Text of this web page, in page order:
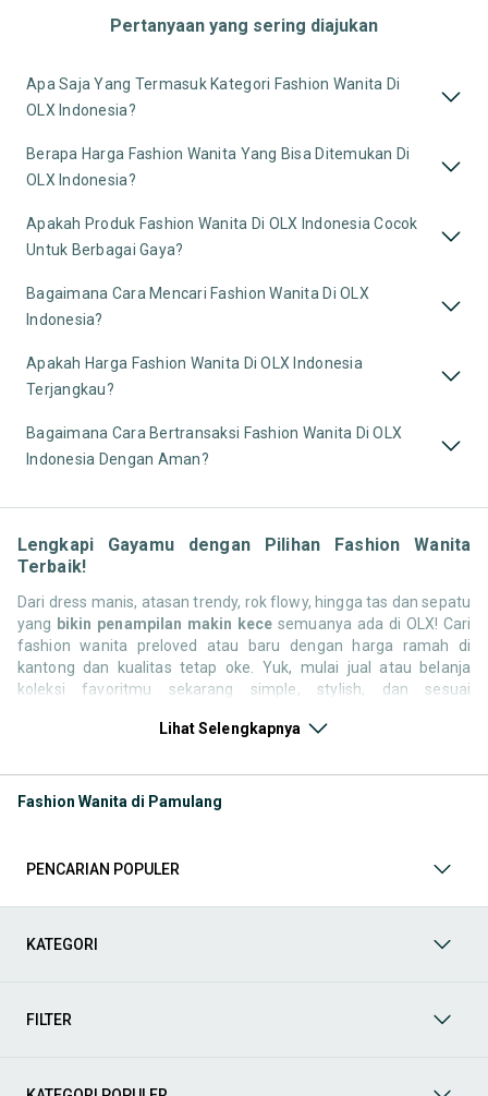
Pertanyaan yang sering diajukan
Apa Saja Yang Termasuk Kategori Fashion Wanita Di
OLX Indonesia?
Berapa Harga Fashion Wanita Yang Bisa Ditemukan Di
OLX Indonesia?
Apakah Produk Fashion Wanita Di OLX Indonesia Cocok
Untuk Berbagai Gaya?
Bagaimana Cara Mencari Fashion Wanita Di OLX
Indonesia?
Apakah Harga Fashion Wanita Di OLX Indonesia
Terjangkau?
Bagaimana Cara Bertransaksi Fashion Wanita Di OLX
Indonesia Dengan Aman?
Lengkapi Gayamu dengan Pilihan Fashion Wanita
Terbaik!
Dari dress manis, atasan trendy, rok flowy, hingga tas dan sepatu
yang bikin penampilan makin kecesemuanya ada di OLX! Cari
fashion wanita preloved atau baru dengan harga ramah di
kantong dan kualitas tetap oke. Yuk, mulai jual atau belanja
koleksi favoritmu sekarang simple, stylish, dan sesuai
kece, hingga aksesori cantik semuanya bisa kamu temukan
berkualitas. Belanja hemat, tampil maksimal semua bisa
lewat OLX dengan pilihan fashion pria yang lengkap dan
preloved berkualitas sesuai gayamu. Gaya makin maksimal,
Lihat Selengkapnya
Fashion Wanita di Pamulang
PENCARIAN POPULER
KATEGORI
FILTER